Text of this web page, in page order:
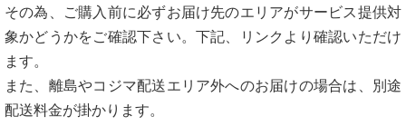
その為、ご購入前に必ずお届け先のエリアがサービス提供対
象かどうかをご確認下さい。下記、リンクより確認いただけ
ます。
また、離島やコジマ配送エリア外へのお届けの場合は、別途
配送料金が掛かります。